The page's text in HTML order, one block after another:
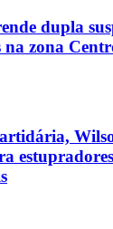
dupla
na zona